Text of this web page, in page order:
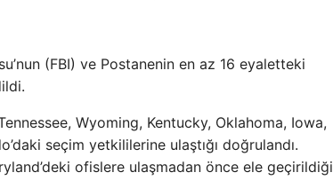
(FBI) ve Postanenin en az 16 eyaletteki
Wyoming, Kentucky, Oklahoma, Iowa,
seçim yetkililerine ulaştığı doğrulandı.
ofislere ulaşmadan önce ele geçirildiği